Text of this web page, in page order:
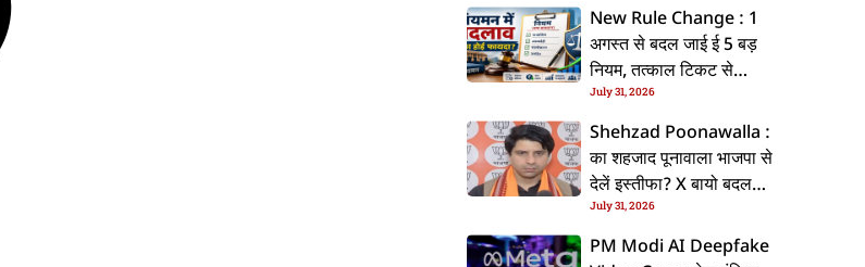
New Rule Change : 1
अगस्त से बदल जाई ई 5 बड़
नियम, तत्काल टिकट से
CKYC तक जानीं नया अपडेट
July 31, 2026
Shehzad Poonawalla :
का शहजाद पूनावाला भाजपा से
देलें इस्तीफा? X बायो बदलला
के बाद बढ़ल चरचा, जानीं पूरा
ममिला
July 31, 2026
PM Modi AI Deepfake